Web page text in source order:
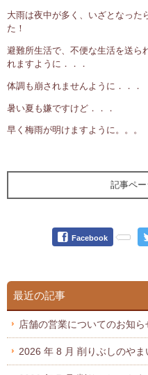
大雨は夜中が多く、いざとなった
た！
避難所生活で、不便な生活を送ら
れますように．．．
体調も崩されませんように．．．
暑い夏も嫌ですけど．．．
早く梅雨が明けますように。。。
記事ペ
Facebook
最近の記事
店舗の営業についてのお知ら
2026 年 8 月 削りぶしのや